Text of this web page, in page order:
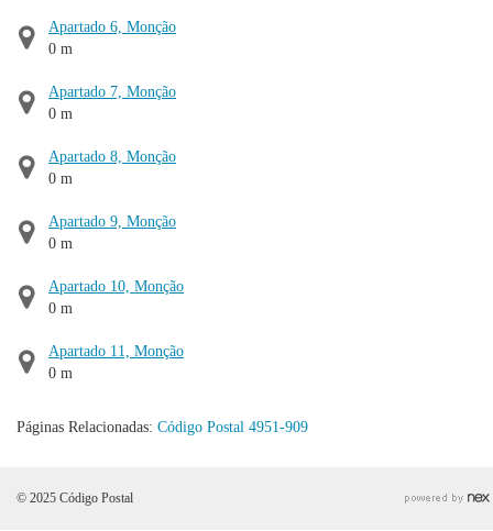
Apartado 6, Monção
0 m
Apartado 7, Monção
0 m
Apartado 8, Monção
0 m
Apartado 9, Monção
0 m
Apartado 10, Monção
0 m
Apartado 11, Monção
0 m
Páginas Relacionadas: Código Postal 4951-909
© 2025 Código Postal